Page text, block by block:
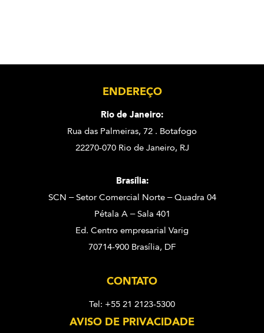
ENDEREÇO
Rio de Janeiro:
Rua das Palmeiras, 72 . Botafogo
22270-070 Rio de Janeiro, RJ
Brasília:
SCN – Setor Comercial Norte – Quadra 04
Pétala A – Sala 401
Ed. Centro empresarial Varig
70714-900 Brasília, DF
CONTATO
Tel: +55 21 2123-5300
AVISO DE PRIVACIDADE